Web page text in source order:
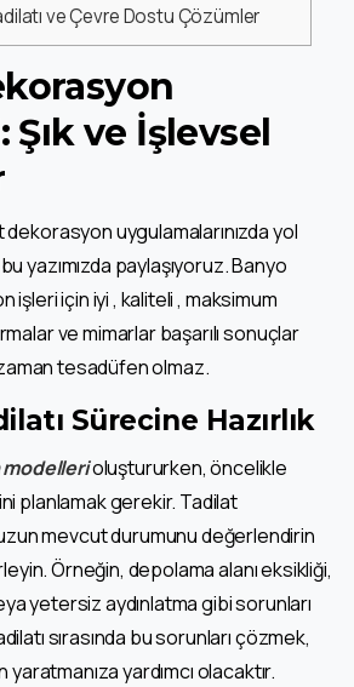
ve Çevre Dostu Çözümler
ve İşlevsel
uygulamalarınızda yol
yazımızda paylaşıyoruz. Banyo
işleri için iyi , kaliteli , maksimum
ve mimarlar başarılı sonuçlar
tesadüfen olmaz.
Sürecine Hazırlık
oluştururken, öncelikle
planlamak gerekir. Tadilat
mevcut durumunu değerlendirin
Örneğin, depolama alanı eksikliği,
yetersiz aydınlatma gibi sorunları
sırasında bu sorunları çözmek,
yaratmanıza yardımcı olacaktır.